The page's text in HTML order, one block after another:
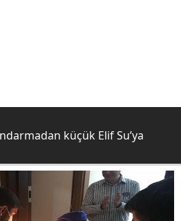
küçük Elif Su’ya